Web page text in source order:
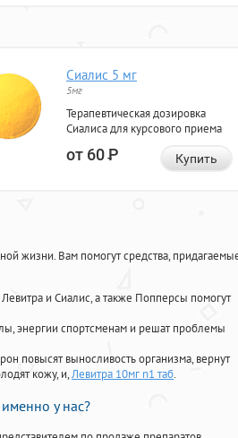
Сиалис 5 мг
5мг
Терапевтическая дозировка
Сиалиса для курсового приема
от 60Р Купить
жизни. Вам помогут средства,
Левитра и Сиалис, а также Попперсы помогут
энергии спортсменам и решат проблемы
повысят выносливость организма, вернут
кожу, и,Левитра 10мг n1 таб.
у нас?